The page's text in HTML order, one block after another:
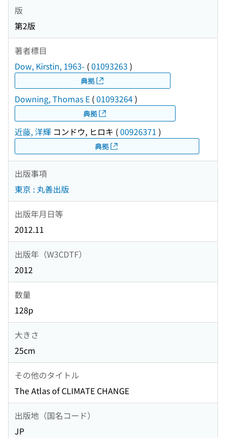
版
第2版
著者標目
Dow, Kirstin, 1963- (01093263 )
典拠
Downing, Thomas E (01093264)
典拠
近藤, 洋輝 コンドウ, ヒロキ (00926371 )
典拠
出版事項
東京 : 丸善出版
出版年月日等
2012.11
出版年（W3CDTF）
2012
数量
128p
大きさ
25cm
その他のタイトル
The Atlas of CLIMATE CHANGE
出版地（国名コード）
JP